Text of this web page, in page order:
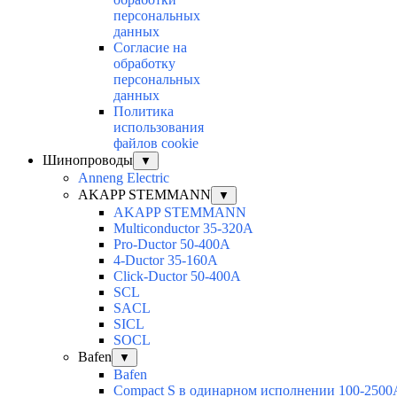
персональных
данных
Согласие на
обработку
персональных
данных
Политика
использования
файлов cookie
Шинопроводы
▼
Anneng Electric
AKAPP STEMMANN
▼
AKAPP STEMMANN
Multiconductor 35-320A
Pro-Ductor 50-400A
4-Ductor 35-160A
Click-Ductor 50-400A
SCL
SACL
SICL
SOCL
Bafen
▼
Bafen
Compact S в одинарном исполнении 100-